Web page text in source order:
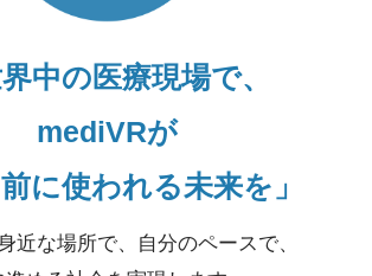
界中の医療現場で、
mediVRが
に使われる未来を」
近な場所で、自分のペースで、